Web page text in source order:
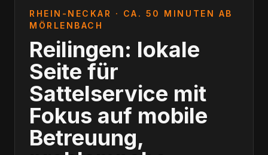
RHEIN-NECKAR · CA. 50 MINUTEN AB
MÖRLENBACH
Reilingen: lokale
Seite für
Sattelservice mit
Fokus auf mobile
Betreuung,